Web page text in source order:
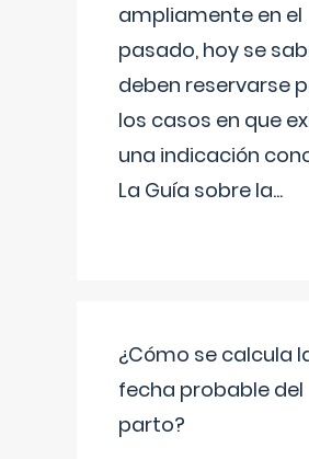
ampliamente en el
pasado, hoy se
deben reservarse
los casos en que
una indicación
La Guía sobre la...
¿Cómo se calcula
fecha probable del
parto?